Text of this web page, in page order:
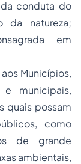
conduta do
da natureza;
em
Municípios,
municipais,
quais possam
como
de grande
ambientais,